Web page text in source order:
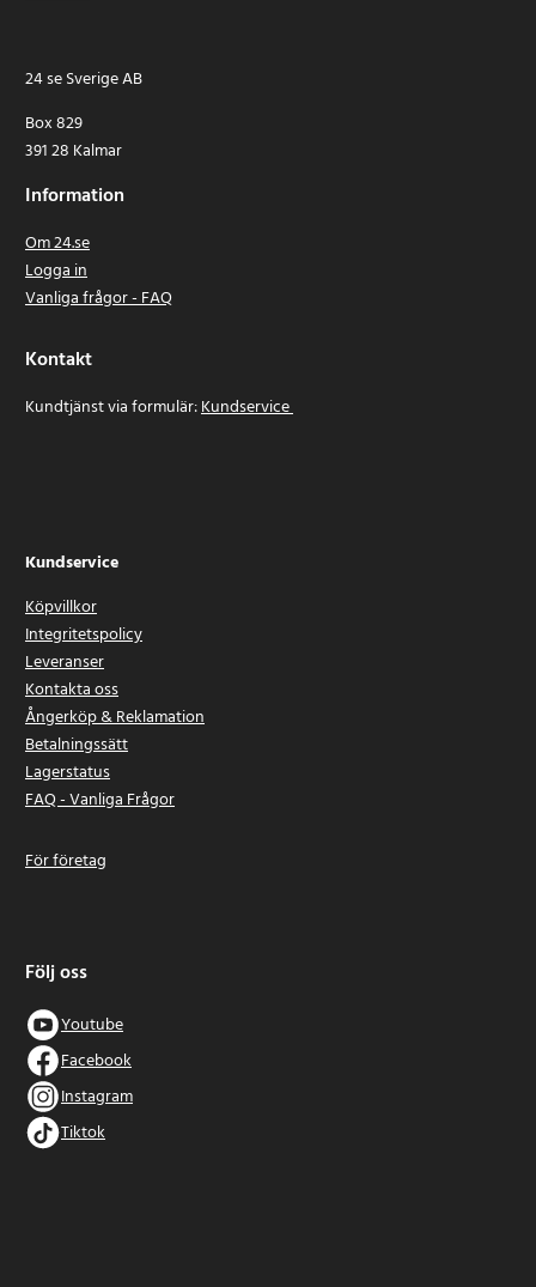
24 se Sverige AB
Box 829
391 28 Kalmar
Information
Om 24.se
Logga in
Vanliga frågor - FAQ
Kontakt
Kundtjänst via formulär:Kundservice
Kundservice
Köpvillkor
Integritetspolicy
Leveranser
Kontakta oss
Ångerköp & Reklamation
Betalningssätt
Lagerstatus
FAQ - Vanliga Frågor
För företag
Följ oss
Youtube
Facebook
Instagram
Tiktok